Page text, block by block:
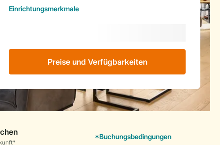
Einrichtungsmerkmale
Preise und Verfügbarkeiten